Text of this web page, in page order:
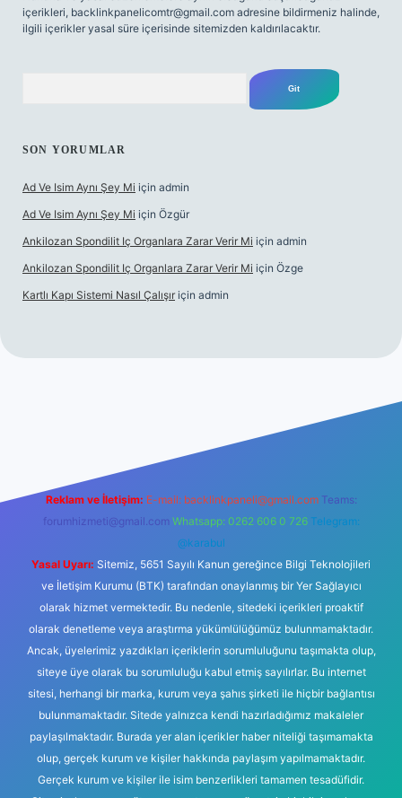
içerikleri, backlinkpanelicomtr@gmail.com adresine bildirmeniz halinde,
ilgili içerikler yasal süre içerisinde sitemizden kaldırılacaktır.
SON YORUMLAR
Ad Ve Isim Aynı Şey Mi için admin
Ad Ve Isim Aynı Şey Mi için Özgür
Ankilozan Spondilit Iç Organlara Zarar Verir Mi için admin
Ankilozan Spondilit Iç Organlara Zarar Verir Mi için Özge
Kartlı Kapı Sistemi Nasıl Çalışır için admin
Reklam ve İletişim: E-mail: backlinkpaneli@gmail.com Teams:
forumhizmeti@gmail.com Whatsapp: 0262 606 0 726 Telegram:
@karabul
Yasal Uyarı: Sitemiz, 5651 Sayılı Kanun gereğince Bilgi Teknolojileri
ve İletişim Kurumu (BTK) tarafından onaylanmış bir Yer Sağlayıcı
olarak hizmet vermektedir. Bu nedenle, sitedeki içerikleri proaktif
olarak denetleme veya araştırma yükümlülüğümüz bulunmamaktadır.
Ancak, üyelerimiz yazdıkları içeriklerin sorumluluğunu taşımakta olup,
siteye üye olarak bu sorumluluğu kabul etmiş sayılırlar. Bu internet
sitesi, herhangi bir marka, kurum veya şahıs şirketi ile hiçbir bağlantısı
bulunmamaktadır. Sitede yalnızca kendi hazırladığımız makaleler
paylaşılmaktadır. Burada yer alan içerikler haber niteliği taşımamakta
olup, gerçek kurum ve kişiler hakkında paylaşım yapılmamaktadır.
Gerçek kurum ve kişiler ile isim benzerlikleri tamamen tesadüfidir.